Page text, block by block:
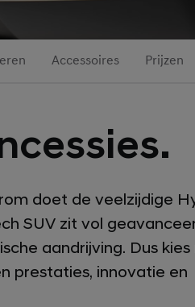
Accessoires Prijzen
doet de veelzijdige
SUV zit vol
aandrijving. Dus kies
prestaties, innovatie en